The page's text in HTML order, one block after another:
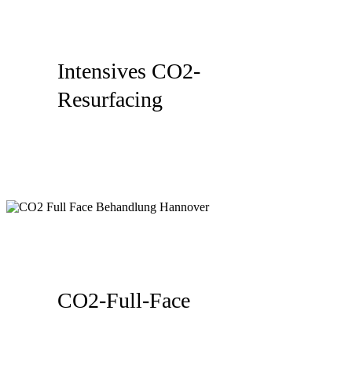
Intensives CO2-
Resurfacing
CO2-Full-Face